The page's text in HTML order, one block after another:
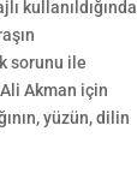
kullanıldığında
sorunu ile
Akman için
yüzün, dilin